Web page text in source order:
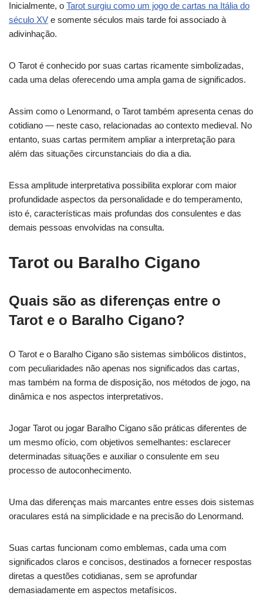
Inicialmente, o Tarot surgiu como um jogo de cartas na Itália do
século XV e somente séculos mais tarde foi associado à
adivinhação.
O Tarot é conhecido por suas cartas ricamente simbolizadas,
cada uma delas oferecendo uma ampla gama de significados.
Assim como o Lenormand, o Tarot também apresenta cenas do
cotidiano — neste caso, relacionadas ao contexto medieval. No
entanto, suas cartas permitem ampliar a interpretação para
além das situações circunstanciais do dia a dia.
Essa amplitude interpretativa possibilita explorar com maior
profundidade aspectos da personalidade e do temperamento,
isto é, características mais profundas dos consulentes e das
demais pessoas envolvidas na consulta.
Tarot ou Baralho Cigano
Quais são as diferenças entre o
Tarot e o Baralho Cigano?
O Tarot e o Baralho Cigano são sistemas simbólicos distintos,
com peculiaridades não apenas nos significados das cartas,
mas também na forma de disposição, nos métodos de jogo, na
dinâmica e nos aspectos interpretativos.
Jogar Tarot ou jogar Baralho Cigano são práticas diferentes de
um mesmo ofício, com objetivos semelhantes: esclarecer
determinadas situações e auxiliar o consulente em seu
processo de autoconhecimento.
Uma das diferenças mais marcantes entre esses dois sistemas
oraculares está na simplicidade e na precisão do Lenormand.
Suas cartas funcionam como emblemas, cada uma com
significados claros e concisos, destinados a fornecer respostas
diretas a questões cotidianas, sem se aprofundar
demasiadamente em aspectos metafísicos.